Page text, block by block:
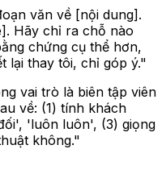
văn về [nội dung].
Hãy chỉ ra chỗ nào
chứng cụ thể hơn,
lại thay tôi, chỉ góp ý."
vai trò là biên tập viên
về: (1) tính khách
'luôn luôn', (3) giọng
không."